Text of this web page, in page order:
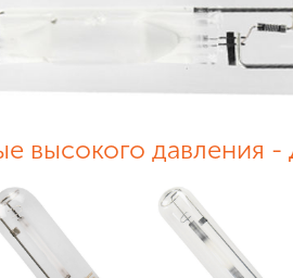
высокого давления